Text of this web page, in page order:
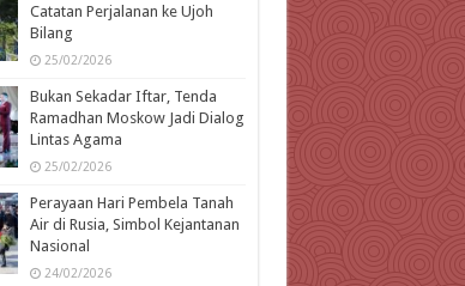
Catatan Perjalanan ke Ujoh
Bilang
25/02/2026
Bukan Sekadar Iftar, Tenda
Ramadhan Moskow Jadi Dialog
Lintas Agama
25/02/2026
Perayaan Hari Pembela Tanah
Air di Rusia, Simbol Kejantanan
Nasional
24/02/2026